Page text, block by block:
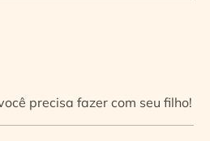
precisa fazer com seu filho!